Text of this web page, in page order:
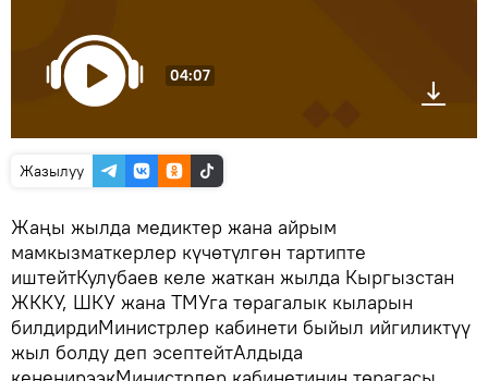
04:07
Жазылуу
Жаңы жылда медиктер жана айрым
мамкызматкерлер күчөтүлгөн тартипте
иштейтКулубаев келе жаткан жылда Кыргызстан
ЖККУ, ШКУ жана ТМУга төрагалык кыларын
билдирдиМинистрлер кабинети быйыл ийгиликтүү
жыл болду деп эсептейтАлдыда